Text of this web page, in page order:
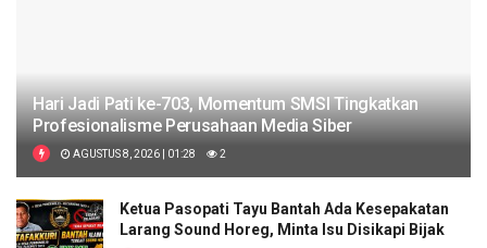
Hari Jadi Pati ke-703, Momentum SMSI Tingkatkan
Profesionalisme Perusahaan Media Siber
AGUSTUS 8, 2026 | 01:28 2
Ketua Pasopati Tayu Bantah Ada Kesepakatan
Larang Sound Horeg, Minta Isu Disikapi Bijak